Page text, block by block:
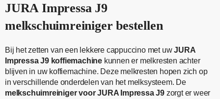
JURA Impressa J9
melkschuimreiniger bestellen
Bij het zetten van een lekkere cappuccino met uwJURA
Impressa J9 koffiemachine kunnen er melkresten achter
blijven in uw koffiemachine. Deze melkresten hopen zich op
in verschillende onderdelen van het melksysteem. De
melkschuimreiniger voor JURA Impressa J9 zorgt er weer